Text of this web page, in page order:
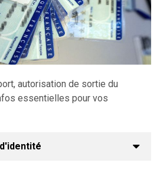
autorisation de sortie du
essentielles pour vos